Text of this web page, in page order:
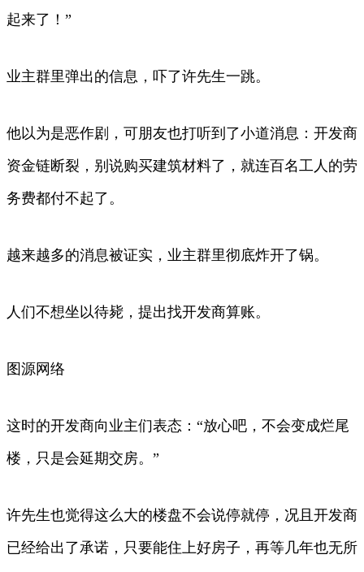
起来了！”
业主群里弹出的信息，吓了许先生一跳。
他以为是恶作剧，可朋友也打听到了小道消息：开发商
资金链断裂，别说购买建筑材料了，就连百名工人的劳
务费都付不起了。
越来越多的消息被证实，业主群里彻底炸开了锅。
人们不想坐以待毙，提出找开发商算账。
图源网络
这时的开发商向业主们表态：“放心吧，不会变成烂尾
楼，只是会延期交房。”
许先生也觉得这么大的楼盘不会说停就停，况且开发商
已经给出了承诺，只要能住上好房子，再等几年也无所